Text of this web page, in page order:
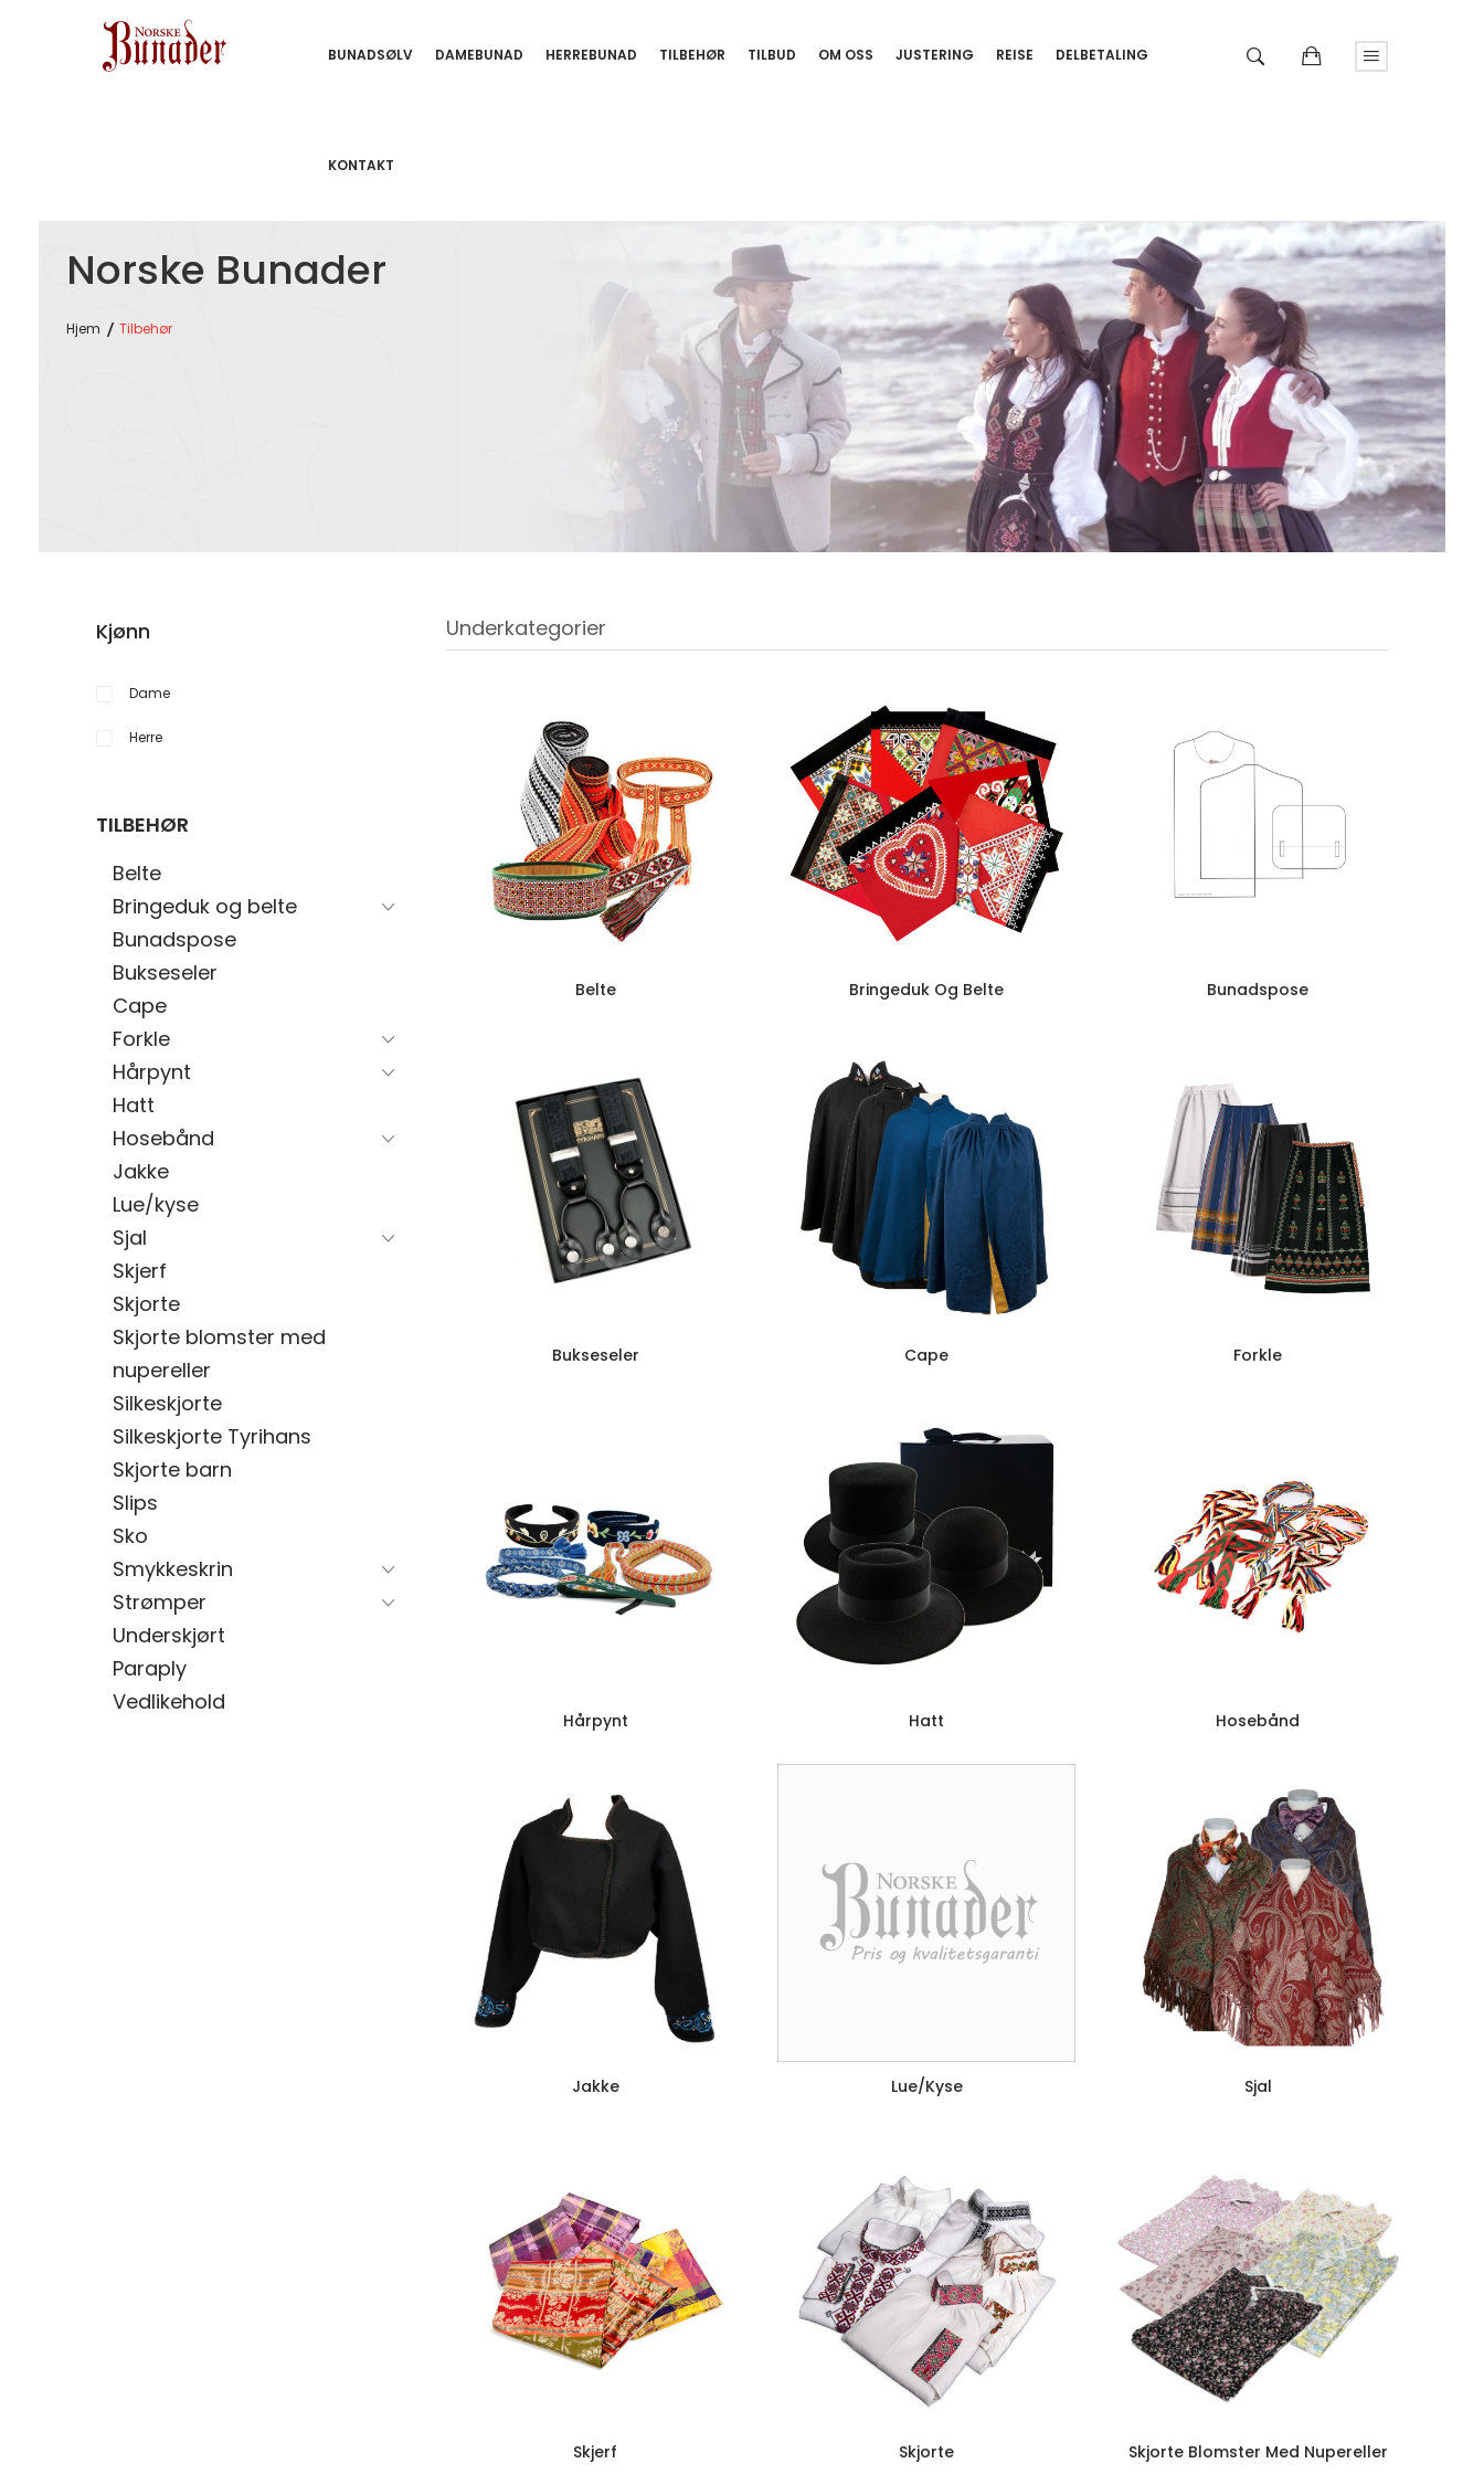
BUNADSØLV DAMEBUNAD HERREBUNAD TILBEHØR TILBUD OM OSS JUSTERING REISE DELBETALING
KONTAKT
Norske Bunader
Hjem Tilbehør
Kjønn
Dame
Herre
TILBEHØR
Belte
Bringeduk og belte
Bunadspose
Bukseseler
Cape
Forkle
Hårpynt
Hatt
Hosebånd
Jakke
Lue/kyse
Sjal
Skjerf
Skjorte
Skjorte blomster med
nupereller
Silkeskjorte
Silkeskjorte Tyrihans
Skjorte barn
Slips
Sko
Smykkeskrin
Strømper
Underskjørt
Paraply
Vedlikehold
Underkategorier
Belte Bringeduk Og Belte Bunadspose
Bukseseler Cape Forkle
Hårpynt Hatt Hosebånd
Jakke Lue/kyse Sjal
Skjerf Skjorte Skjorte Blomster Med Nupereller